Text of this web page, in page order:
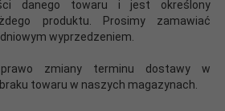
danego towaru i jest określony
produktu. Prosimy zamawiać
wyprzedzeniem.
zmiany terminu dostawy w
towaru w naszych magazynach.